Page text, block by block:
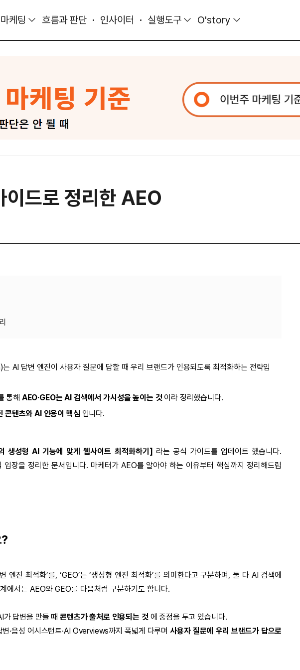
케팅 흐름과 판단 인사이터 실행도구 O'story
드로 정리한 AEO
답변 엔진이 사용자 질문에 답할 때 우리 브랜드가 인용되도록 최적화하는 전략입
통해 AEO·GEO는 AI 검색에서 가시성을 높이는 것 이라 정리했습니다.
콘텐츠와 AI 인용이 핵심 입니다.
생성형 AI 기능에 맞게 웹사이트 최적화하기] 라는 공식 가이드를 업데이트 했습니다.
장을 정리한 문서입니다. 마케터가 AEO를 알아야 하는 이유부터 핵심까지 정리해드립
엔진 최적화’를, ‘GEO’는 ‘생성형 엔진 최적화’를 의미한다고 구분하며, 둘 다 AI 검색에
에서는 AEO와 GEO를 다음처럼 구분하기도 합니다.
답변을 만들 때 콘텐츠가 출처로 인용되는 것 에 중점을 두고 있습니다.
음성 어시스턴트·AI Overviews까지 폭넓게 다루며 사용자 질문에 우리 브랜드가 답으로